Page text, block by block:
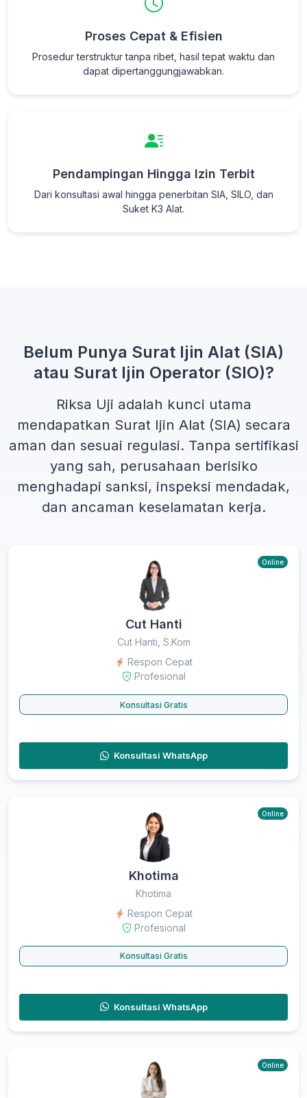
Proses Cepat & Efisien
Prosedur terstruktur tanpa ribet, hasil tepat waktu dan
dapat dipertanggungjawabkan.
Pendampingan Hingga Izin Terbit
Dari konsultasi awal hingga penerbitan SIA, SILO, dan
Suket K3 Alat.
Belum Punya Surat Ijin Alat (SIA)
atau Surat Ijin Operator (SIO)?
Riksa Uji adalah kunci utama
mendapatkan Surat Ijin Alat (SIA) secara
aman dan sesuai regulasi. Tanpa sertifikasi
yang sah, perusahaan berisiko
menghadapi sanksi, inspeksi mendadak,
dan ancaman keselamatan kerja.
Online
Cut Hanti
Cut Hanti, S.Kom
Respon Cepat
Profesional
Konsultasi Gratis
Konsultasi WhatsApp
Online
Khotima
Khotima
Respon Cepat
Profesional
Konsultasi Gratis
Konsultasi WhatsApp
Online